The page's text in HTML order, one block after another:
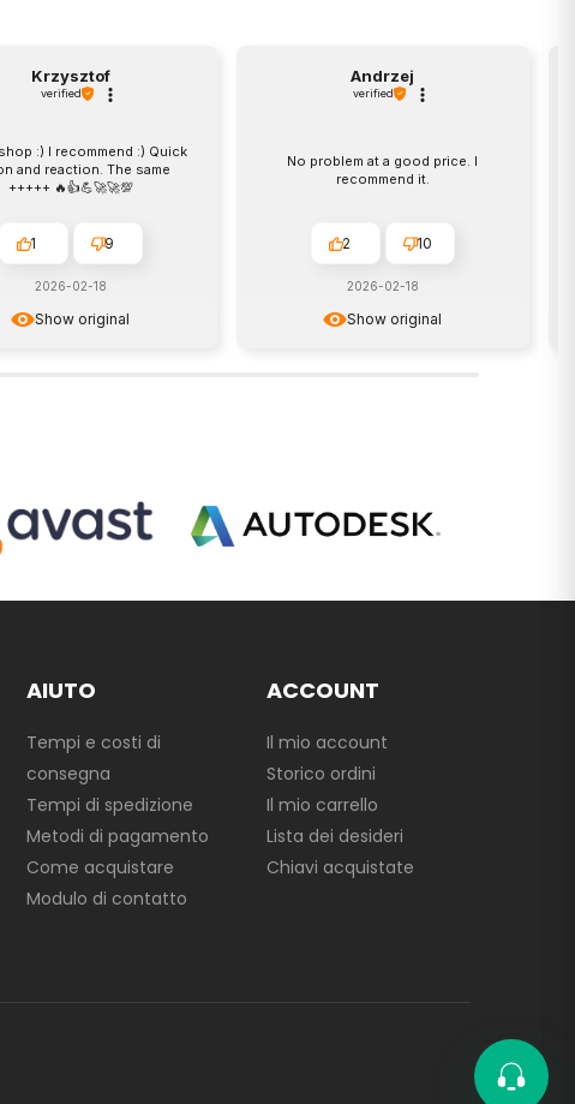
Show original
Krzysztof
verified
:) I recommend :) Quick
and reaction. The same
+++++ 🔥👍️💪🚀🚀💯
1 9
2026-02-18
Show original
Andrzej
verified
No problem at a good price. I
recommend it.
2 10
2026-02-18
AIUTO
Tempi e costi di
consegna
Tempi di spedizione
Metodi di pagamento
Come acquistare
Modulo di contatto
ACCOUNT
Il mio account
Storico ordini
Il mio carrello
Lista dei desideri
Chiavi acquistate